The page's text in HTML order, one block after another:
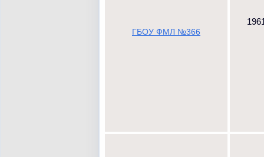
ГБОУ ФМЛ №366